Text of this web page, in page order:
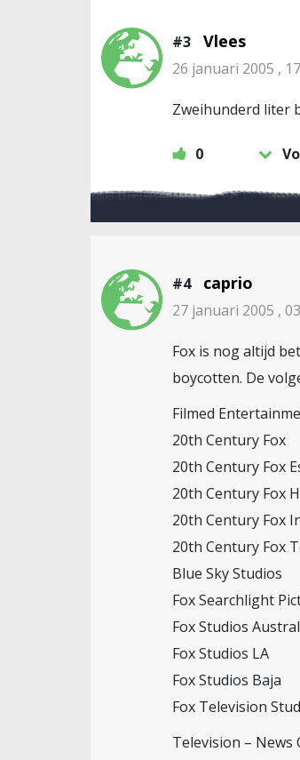
#3 Vlees
26 januari 2005 ,
Zweihunderd liter
0
#4 caprio
27 januari 2005 ,
Fox is nog altijd
boycotten. De
Filmed
20th Century Fox
20th Century Fox
20th Century Fox
20th Century Fox
20th Century Fox
Blue Sky Studios
Fox Searchlight
Fox Studios
Fox Studios LA
Fox Studios Baja
Fox Television
Television –